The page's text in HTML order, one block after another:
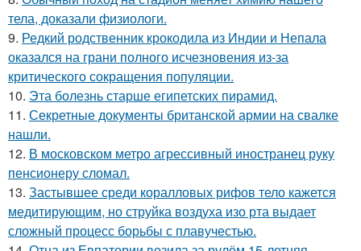
тела, доказали физиологи.
9. Редкий родственник крокодила из Индии и Непала
оказался на грани полного исчезновения из-за
критического сокращения популяции.
10. Эта болезнь старше египетских пирамид.
11. Секретные документы британской армии на свалке
нашли.
12. В московском метро агрессивный иностранец руку
пенсионеру сломал.
13. Застывшее среди коралловых рифов тело кажется
медитирующим, но струйка воздуха изо рта выдает
сложный процесс борьбы с плавучестью.